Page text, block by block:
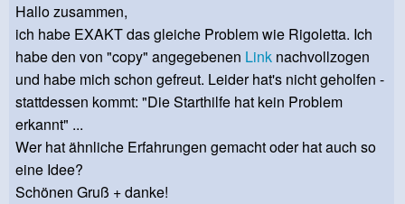
Hallo zusammen,
ich habe EXAKT das gleiche Problem wie Rigoletta. Ich
habe den von "copy" angegebenen Link nachvollzogen
und habe mich schon gefreut. Leider hat's nicht geholfen -
stattdessen kommt: "Die Starthilfe hat kein Problem
erkannt" ...
Wer hat ähnliche Erfahrungen gemacht oder hat auch so
eine Idee?
Schönen Gruß + danke!